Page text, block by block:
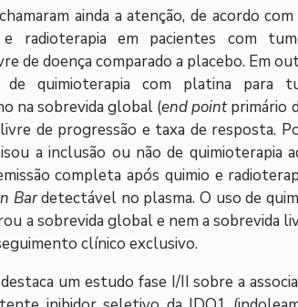
ainda a atenção, de acordo
radioterapia em pacientes com
de doença comparado a placebo. Em
de quimioterapia com platina para
na sobrevida global (end pointprimário
de progressão e taxa de resposta.
a inclusão ou não de quimioterapia
completa após quimio e
Bardetectável no plasma. O uso de
a sobrevida global e nem a sobrevida
clínico exclusivo.
um estudo fase I/II sobre a